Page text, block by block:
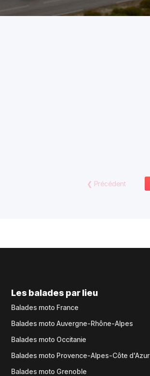
❮ Précédent
Les balades par lieu
Balades moto France
Balades moto Auvergne-Rhône-Alpes
Balades moto Occitanie
Balades moto Provence-Alpes-Côte d'Azur
Balades moto Grenoble